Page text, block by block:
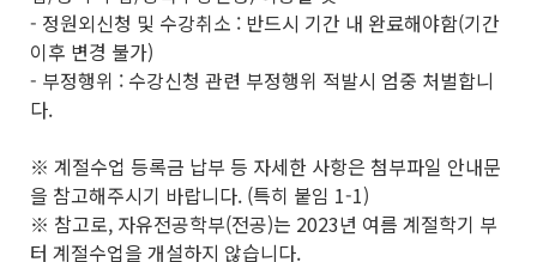
- 정원외신청 및 수강취소 : 반드시 기간 내 완료해야함(기간
이후 변경 불가)
- 부정행위 : 수강신청 관련 부정행위 적발시 엄중 처벌합니
다.
※ 계절수업 등록금 납부 등 자세한 사항은 첨부파일 안내문
을 참고해주시기 바랍니다. (특히 붙임 1-1)
※ 참고로, 자유전공학부(전공)는 2023년 여름 계절학기 부
터 계절수업을 개설하지 않습니다.